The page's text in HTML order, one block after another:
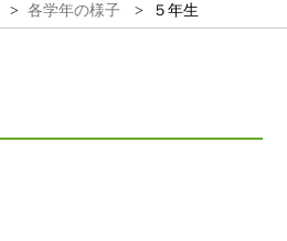
> 各学年の様子 > ５年生